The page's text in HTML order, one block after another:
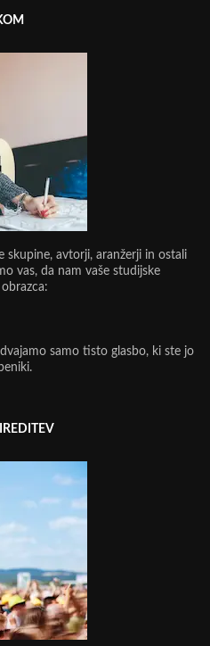
skupine, avtorji, aranžerji in ostali
vas, da nam vaše studijske
samo tisto glasbo, ki ste jo